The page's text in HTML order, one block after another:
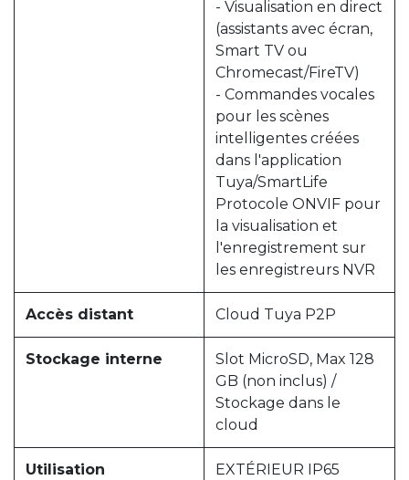
- Visualisation en direct
(assistants avec écran,
Smart TV ou
Chromecast/FireTV)
- Commandes vocales
pour les scènes
intelligentes créées
dans l'application
Tuya/SmartLife
Protocole ONVIF pour
la visualisation et
l'enregistrement sur
les enregistreurs NVR
Accès distant Cloud Tuya P2P
Stockage interne
Slot MicroSD, Max 128
GB (non inclus) /
Stockage dans le
cloud
Utilisation EXTÉRIEUR IP65